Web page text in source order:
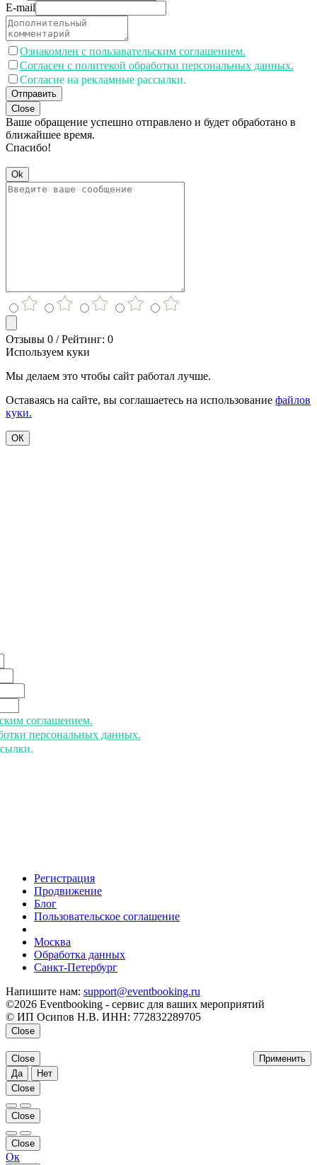
E-mail
Ознакомлен с пользавательским соглашением.
Согласен с политекой обработки персональных данных.
Согласие на рекламные рассылки.
Отправить
Close
Ваше обращение успешно отправлено и будет обработано в
ближайшее время.
Спасибо!
Ok
Отзывы 0 / Рейтинг: 0
Используем куки
Мы делаем это чтобы сайт работал лучше.
Оставаясь на сайте, вы соглашаетесь на использование файлов
куки.
ОК
соглашением.
персональных данных.
Регистрация
Продвижение
Блог
Пользовательское соглашение
Москва
Обработка данных
Санкт-Петербург
Напишите нам: support@eventbooking.ru
©2026 Eventbooking - сервис для ваших мероприятий
© ИП Осипов Н.В. ИНН: 772832289705
Close
Применить
Close
Да
Нет
Close
Close
Close
Ок